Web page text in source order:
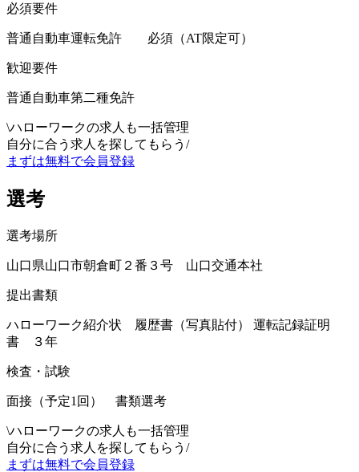
必須要件
普通自動車運転免許 必須（AT限定可）
歓迎要件
普通自動車第二種免許
\ハローワークの求人も一括管理
自分に合う求人を探してもらう /
まずは無料で会員登録
選考
選考場所
山口県山口市朝倉町２番３号 山口交通本社
提出書類
ハローワーク紹介状 履歴書（写真貼付） 運転記録証明
書 ３年
検査・試験
面接（予定1回） 書類選考
\ハローワークの求人も一括管理
自分に合う求人を探してもらう /
まずは無料で会員登録